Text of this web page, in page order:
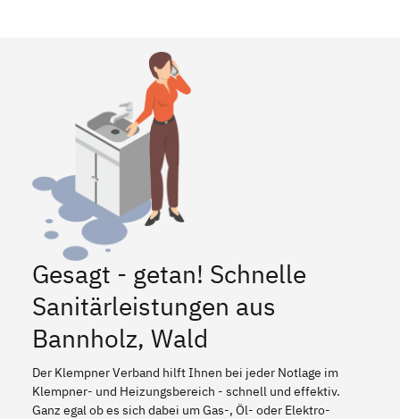
Gesagt - getan! Schnelle
Sanitärleistungen aus
Bannholz, Wald
Der Klempner Verband hilft Ihnen bei jeder Notlage im
Klempner- und Heizungsbereich - schnell und effektiv.
Ganz egal ob es sich dabei um Gas-, Öl- oder Elektro-